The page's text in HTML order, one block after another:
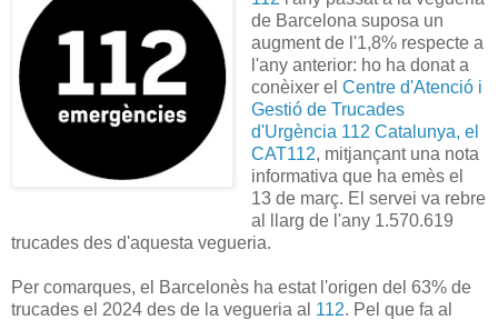
de Barcelona suposa un
augment de l'1,8% respecte a
l'any anterior: ho ha donat a
conèixer el Centre d'Atenció i
Gestió de Trucades
d'Urgència 112 Catalunya, el
CAT112, mitjançant una nota
informativa que ha emès el
13 de març. El servei va rebre
al llarg de l'any 1.570.619
trucades des d'aquesta vegueria.
Per comarques, el Barcelonès ha estat l'origen del 63% de
trucades el 2024 des de la vegueria al 112. Pel que fa al